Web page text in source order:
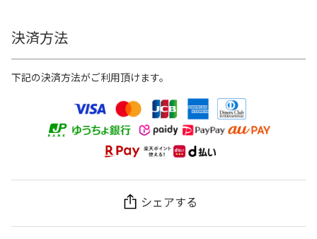
決済方法
下記の決済方法がご利用頂けます。
シェアする